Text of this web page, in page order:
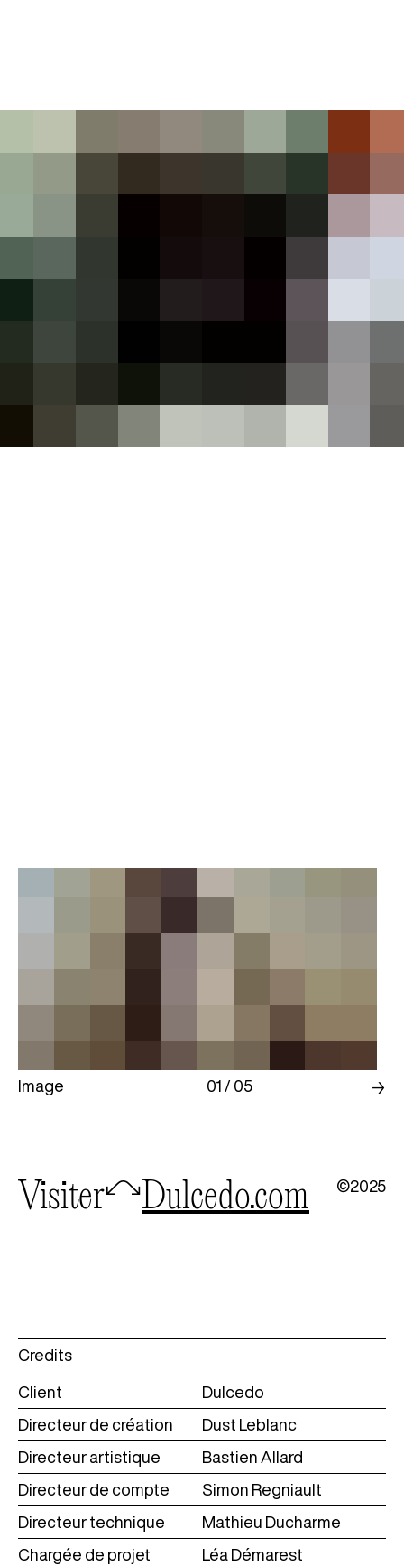
Image 01 / 05 →
©2025
Visiter🦉 dulcedo.com
Credits
Client
Dulcedo
Directeur de création
Dust Leblanc
Directeur artistique
Bastien Allard
Directeur de compte
Simon Regniault
Directeur technique
Mathieu Ducharme
Chargée de projet
Léa Démarest